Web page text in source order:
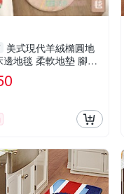
美式現代羊絨橢圓地
邊地毯 柔軟地墊 腳踏
室 吸水地墊